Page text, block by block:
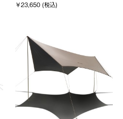
￥23,650 (税込)